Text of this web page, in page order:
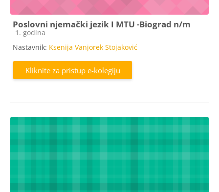
Poslovni njemački jezik I MTU -Biograd n/m
Kategorija e-kolegija
1. godina
Nastavnik: Ksenija Vanjorek Stojaković
Kliknite za pristup e-kolegiju